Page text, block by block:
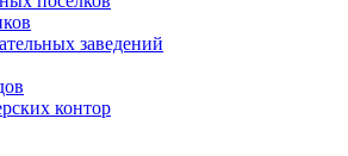
заведений
контор